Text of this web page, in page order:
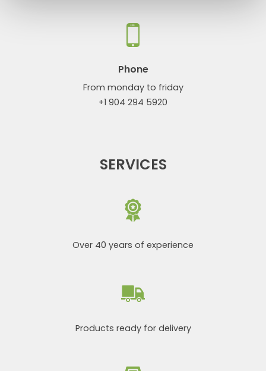
Phone
From monday to friday
+1 904 294 5920
SERVICES
Over 40 years of experience
Products ready for delivery